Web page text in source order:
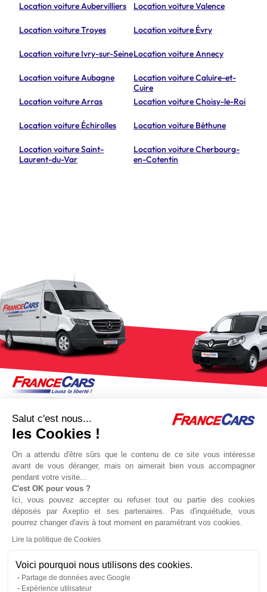
Salut c'est nous...
les Cookies !
On a attendu d'être sûrs que le contenu de ce site vous intéresse
avant de vous déranger, mais on aimerait bien vous accompagner
pendant votre visite...
C'est OK pour vous ?
Ici, vous pouvez accepter ou refuser tout ou partie des cookies
déposés par Axeptio et ses partenaires. Pas d'inquiétude, vous
pourrez changer d'avis à tout moment en paramétrant vos cookies.
Lire la politique de Cookies
Voici pourquoi nous utilisons des cookies.
Partage de données avec Google
Expérience utilisateur
Location voiture Aubervilliers Location voiture Valence
Location voiture Troyes Location voiture Évry
Location voiture Ivry-sur-SeineLocation voiture Annecy
Location voiture Aubagne
Location voiture Caluire-et-
Cuire
Location voiture Arras
Location voiture Choisy-le-Roi
Location voiture Échirolles Location voiture Béthune
Location voiture Saint-
Laurent-du-Var
Location voiture Cherbourg-
en-Cotentin
Jeu concours Delta
Qui sommes nous ?
Partenaires
Actualités
Recrutement
Nous contacter
Location voitures Location utilitaires